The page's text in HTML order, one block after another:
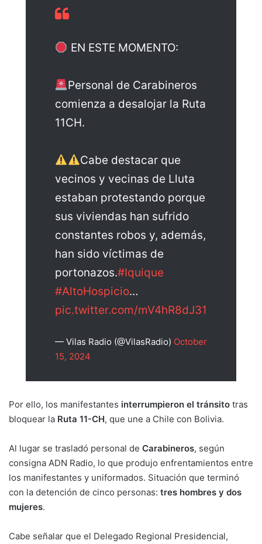
EN ESTE MOMENTO:
Personal de Carabineros
comienza a desalojar la Ruta
11CH.
Cabe destacar que
vecinos y vecinas de Lluta
estaban protestando porque
sus viviendas han sufrido
constantes robos y, además,
han sido víctimas de
portonazos.#Iquique
#AltoHospicio…
pic.twitter.com/mV4hR8dJ31
— Vilas Radio (@VilasRadio) October
15, 2024
Por ello, los manifestantes interrumpieron el tránsito tras
bloquear la Ruta 11-CH, que une a Chile con Bolivia.
Al lugar se trasladó personal de Carabineros, según
consigna ADN Radio, lo que produjo enfrentamientos entre
los manifestantes y uniformados. Situación que terminó
con la detención de cinco personas: tres hombres y dos
mujeres.
Cabe señalar que el Delegado Regional Presidencial,